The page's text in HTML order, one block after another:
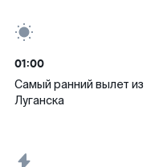
01:00
Самый ранний вылет из
Луганска